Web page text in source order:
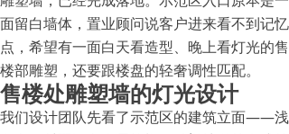
联系我们
面留白墙体，置业顾问说客户进来看不到记忆
点，希望有一面白天看造型、晚上看灯光的售
楼部雕塑，还要跟楼盘的轻奢调性匹配。
售楼处雕塑墙的灯光设计
我们设计团队先看了示范区的建筑立面——浅